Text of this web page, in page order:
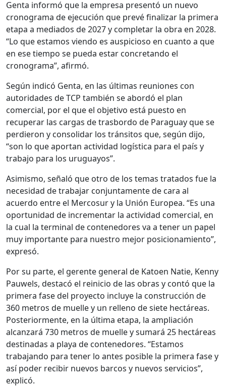
Genta informó que la empresa presentó un nuevo
cronograma de ejecución que prevé finalizar la primera
etapa a mediados de 2027 y completar la obra en 2028.
“Lo que estamos viendo es auspicioso en cuanto a que
en ese tiempo se pueda estar concretando el
cronograma”, afirmó.
Según indicó Genta, en las últimas reuniones con
autoridades de TCP también se abordó el plan
comercial, por el que el objetivo está puesto en
recuperar las cargas de trasbordo de Paraguay que se
perdieron y consolidar los tránsitos que, según dijo,
“son lo que aportan actividad logística para el país y
trabajo para los uruguayos”.
Asimismo, señaló que otro de los temas tratados fue la
necesidad de trabajar conjuntamente de cara al
acuerdo entre el Mercosur y la Unión Europea. “Es una
oportunidad de incrementar la actividad comercial, en
la cual la terminal de contenedores va a tener un papel
muy importante para nuestro mejor posicionamiento”,
expresó.
Por su parte, el gerente general de Katoen Natie, Kenny
Pauwels, destacó el reinicio de las obras y contó que la
primera fase del proyecto incluye la construcción de
360 metros de muelle y un relleno de siete hectáreas.
Posteriormente, en la última etapa, la ampliación
alcanzará 730 metros de muelle y sumará 25 hectáreas
destinadas a playa de contenedores. “Estamos
trabajando para tener lo antes posible la primera fase y
así poder recibir nuevos barcos y nuevos servicios”,
explicó.